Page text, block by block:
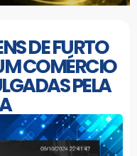
DE FURTO
COMÉRCIO
PELA